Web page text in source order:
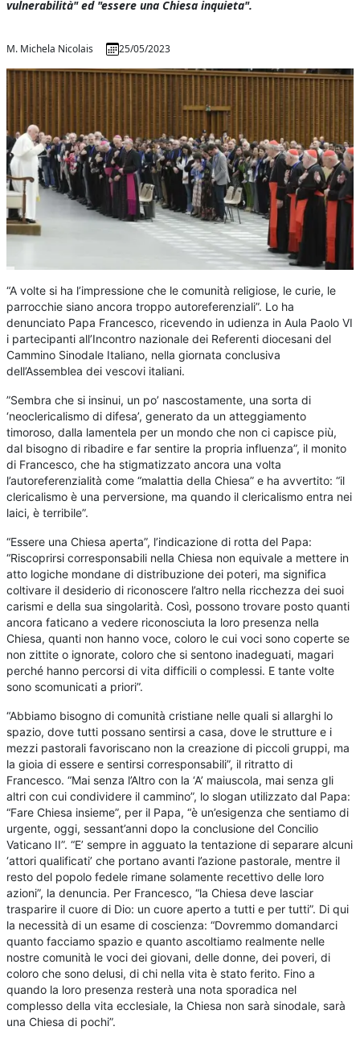
vulnerabilità" ed "essere una Chiesa inquieta".
M. Michela Nicolais 25/05/2023
“A volte si ha l’impressione che le comunità religiose, le curie, le
parrocchie siano ancora troppo autoreferenziali”. Lo ha
denunciato Papa Francesco, ricevendo in udienza in Aula Paolo VI
i partecipanti all’Incontro nazionale dei Referenti diocesani del
Cammino Sinodale Italiano, nella giornata conclusiva
dell’Assemblea dei vescovi italiani.
”Sembra che si insinui, un po’ nascostamente, una sorta di
‘neoclericalismo di difesa’, generato da un atteggiamento
timoroso, dalla lamentela per un mondo che non ci capisce più,
dal bisogno di ribadire e far sentire la propria influenza”, il monito
di Francesco, che ha stigmatizzato ancora una volta
l’autoreferenzialità come “malattia della Chiesa” e ha avvertito: “il
clericalismo è una perversione, ma quando il clericalismo entra nei
laici, è terribile”.
“Essere una Chiesa aperta”, l’indicazione di rotta del Papa:
“Riscoprirsi corresponsabili nella Chiesa non equivale a mettere in
atto logiche mondane di distribuzione dei poteri, ma significa
coltivare il desiderio di riconoscere l’altro nella ricchezza dei suoi
carismi e della sua singolarità. Così, possono trovare posto quanti
ancora faticano a vedere riconosciuta la loro presenza nella
Chiesa, quanti non hanno voce, coloro le cui voci sono coperte se
non zittite o ignorate, coloro che si sentono inadeguati, magari
perché hanno percorsi di vita difficili o complessi. E tante volte
sono scomunicati a priori”.
“Abbiamo bisogno di comunità cristiane nelle quali si allarghi lo
spazio, dove tutti possano sentirsi a casa, dove le strutture e i
mezzi pastorali favoriscano non la creazione di piccoli gruppi, ma
la gioia di essere e sentirsi corresponsabili”, il ritratto di
Francesco. “Mai senza l’Altro con la ‘A’ maiuscola, mai senza gli
altri con cui condividere il cammino”, lo slogan utilizzato dal Papa:
“Fare Chiesa insieme”, per il Papa, “è un’esigenza che sentiamo di
urgente, oggi, sessant’anni dopo la conclusione del Concilio
Vaticano II”. “E’ sempre in agguato la tentazione di separare alcuni
‘attori qualificati’ che portano avanti l’azione pastorale, mentre il
resto del popolo fedele rimane solamente recettivo delle loro
azioni”, la denuncia. Per Francesco, “la Chiesa deve lasciar
trasparire il cuore di Dio: un cuore aperto a tutti e per tutti”. Di qui
la necessità di un esame di coscienza: “Dovremmo domandarci
quanto facciamo spazio e quanto ascoltiamo realmente nelle
nostre comunità le voci dei giovani, delle donne, dei poveri, di
coloro che sono delusi, di chi nella vita è stato ferito. Fino a
quando la loro presenza resterà una nota sporadica nel
complesso della vita ecclesiale, la Chiesa non sarà sinodale, sarà
una Chiesa di pochi”.